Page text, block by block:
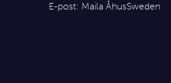
E-post: Maila ÅhusSweden